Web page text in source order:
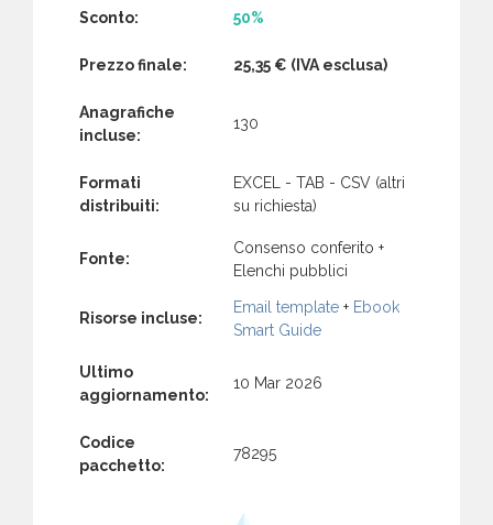
Sconto: 50%
Prezzo finale: 25,35 € (IVA esclusa)
Anagrafiche
incluse:
130
Formati
distribuiti:
EXCEL - TAB - CSV (altri
su richiesta)
Fonte:
Consenso conferito +
Elenchi pubblici
Risorse incluse:
Email template + Ebook
Smart Guide
Ultimo
aggiornamento:
10 Mar 2026
Codice
pacchetto:
78295